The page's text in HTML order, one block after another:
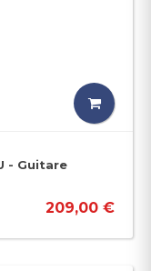
- Guitare
209,00 €